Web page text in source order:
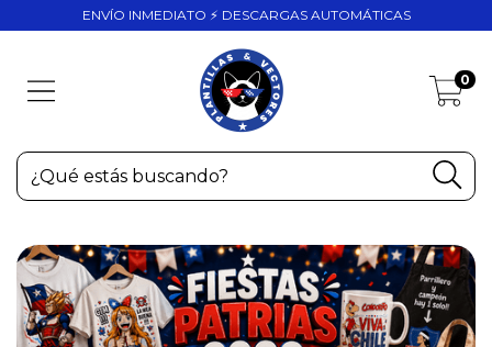
ENVÍO INMEDIATO ⚡ DESCARGAS AUTOMÁTICAS
0